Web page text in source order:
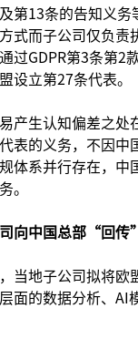
第13条的告知义务
式而子公司仅负责
过GDPR第3条第2
设立第27条代表。
产生认知偏差之处
表的义务，不因中
体系并行存在，中
。
向中国总部“回传
当地子公司拟将欧
面的数据分析、AI